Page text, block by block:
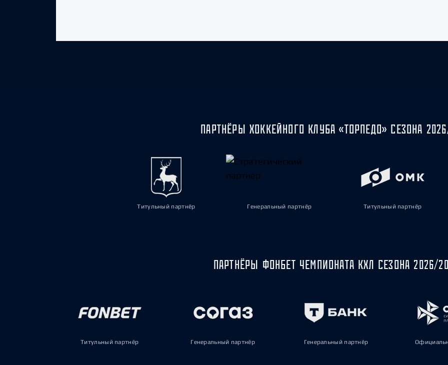
ПАРТНЁРЫ ХОККЕЙНОГО КЛУБА «ТОРПЕДО» СЕЗОНА
Титульный партнёр Генеральный партнёр Титульный партнёр
ПАРТНЁРЫ ФОНБЕТ ЧЕМПИОНАТА КХЛ СЕЗОНА 2026/
Титульный партнёр Генеральный партнёр Генеральный партнёр